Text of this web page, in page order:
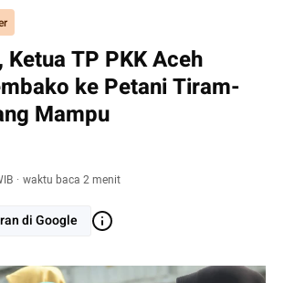
Ketua TP PKK Aceh
ke Petani Tiram-
Mampu
· waktu baca 2 menit
di Google